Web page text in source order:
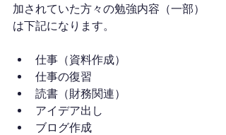
加されていた方々の勉強内容（一部）
は下記になります。
仕事（資料作成）
仕事の復習
読書（財務関連）
アイデア出し
ブログ作成